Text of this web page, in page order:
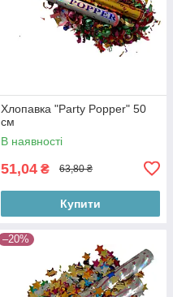
Хлопавка "Party Popper" 50
см
В наявності
51,04 ₴ 63,80 ₴
Купити
–20%